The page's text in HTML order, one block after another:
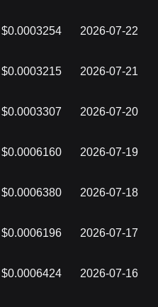
2026-07-22
$0.0003254
2026-07-21
$0.0003215
2026-07-20
$0.0003307
2026-07-19
$0.0006160
2026-07-18
$0.0006380
2026-07-17
$0.0006196
2026-07-16
$0.0006424